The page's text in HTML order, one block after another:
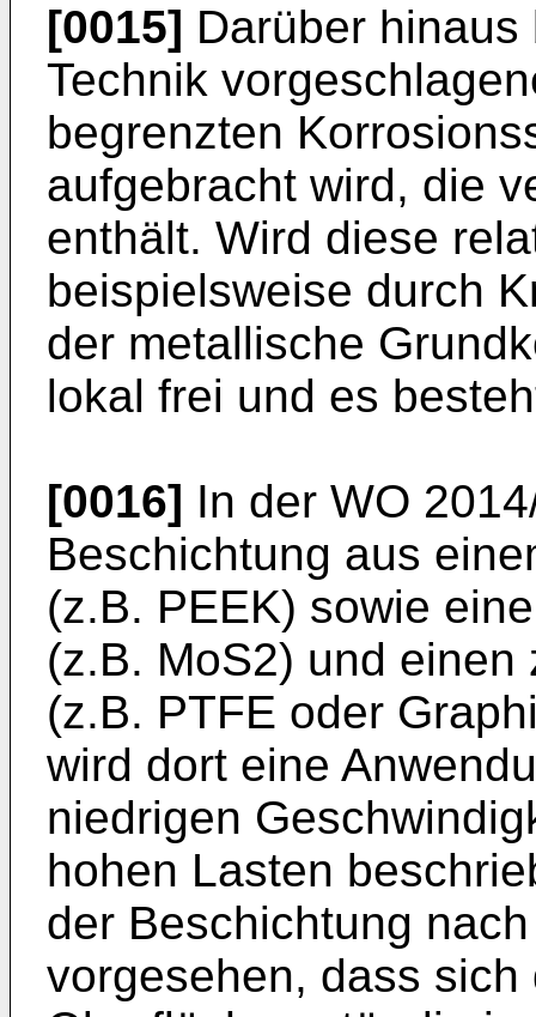
[0015] Darüber
Technik
begrenzten
aufgebracht wird, die
enthält. Wird diese
beispielsweise durch
der metallische
lokal frei und es
[0016] In der WO
Beschichtung aus
(z.B. PEEK) sowie
(z.B. MoS2) und
(z.B. PTFE oder
wird dort eine
niedrigen
hohen Lasten
der Beschichtung
vorgesehen, dass